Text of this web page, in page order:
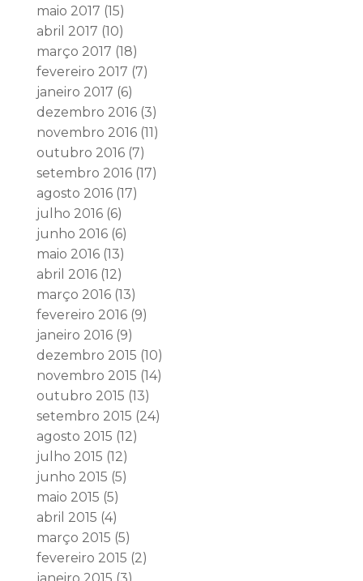
maio 2017 (15)
abril 2017 (10)
março 2017 (18)
fevereiro 2017 (7)
janeiro 2017 (6)
dezembro 2016(3)
novembro 2016(11)
outubro 2016(7)
setembro 2016(17)
agosto 2016(17)
julho 2016(6)
junho 2016(6)
maio 2016(13)
abril 2016(12)
março 2016(13)
fevereiro 2016(9)
janeiro 2016(9)
dezembro 2015 (10)
novembro 2015 (14)
outubro 2015 (13)
setembro 2015 (24)
agosto 2015 (12)
julho 2015 (12)
junho 2015 (5)
maio 2015 (5)
abril 2015 (4)
março 2015 (5)
fevereiro 2015 (2)